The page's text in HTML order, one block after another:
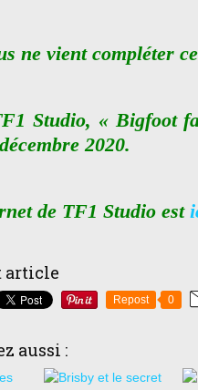
ne vient compléter
Studio, « Bigfoot
2020.
de TF1 Studio est
article
Repost 0
aussi :